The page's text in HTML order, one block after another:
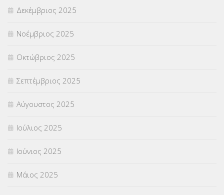
ΣΧΟΛΙΚΟΙ ΣΥΜΒΟΥΛΟΙ
ΥΠΕΡΑΡΙΘΜΟΙ(1)
ΥΠΟΤΡΟΦΙΕΣ(28)
ΦΥΣΙΚΗ ΑΓΩΓΗ(692)
Χωρίς κατηγορία
Δεκέμβριος 2025
Νοέμβριος 2025
Οκτώβριος 2025
Σεπτέμβριος 2025
Αύγουστος 2025
Ιούλιος 2025
Ιούνιος 2025
Μάιος 2025